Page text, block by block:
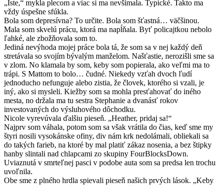
„Iste,“ mykla plecom a viac si ma nevšímala. Typické. Takto ma
vždy úspešne sfúkla.
Bola som depresívna? To určite. Bola som šťastná… väčšinou.
Mala som skvelú prácu, ktorá ma napĺňala. Byť policajtkou nebolo
ľahké, ale zbožňovala som to.
Jediná nevýhoda mojej práce bola tá, že som sa v nej každý deň
stretávala so svojím bývalým manželom. Našťastie, nerozišli sme sa
v zlom. No klamala by som, keby som popierala, ako veľmi ma to
trápi. S Mattom to bolo… čudné. Niekedy vzťah dvoch ľudí
jednoducho nefunguje alebo zistia, že človek, ktorého si vzali, je
iný, ako si mysleli. Kiežby som sa mohla presťahovať do iného
mesta, no držala ma tu sestra Stephanie a dvanásť rokov
investovaných do výsluhového dôchodku.
Nicole vyrevúvala ďalšiu pieseň. „Heather, pridaj sa!“
Najprv som váhala, potom som sa však vrátila do čias, keď sme my
štyri nosili vysokánske ofiny, div nám krk nedolámali, obliekali sa
do takých farieb, na ktoré by mal platiť zákaz nosenia, a bez štipky
hanby slintali nad chlapcami zo skupiny FourBlocksDown.
Uviaznutá v smrteľnej pasci v podobe auta som sa predsa len trochu
uvoľnila.
Obe sme z plného hrdla spievali pieseň našich prvých lások. „Keby